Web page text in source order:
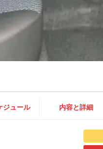
ジュール 内容と詳細